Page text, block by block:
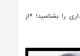
را بشناسید! *از